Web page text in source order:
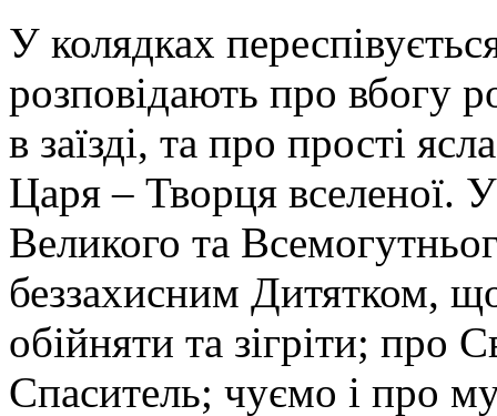
У колядках
розповідають про вбогу
в заїзді, та про прості
Царя – Творця вселеної.
Великого та
беззахисним Дитятком,
обійняти та зігріти; про
Спаситель; чуємо і про